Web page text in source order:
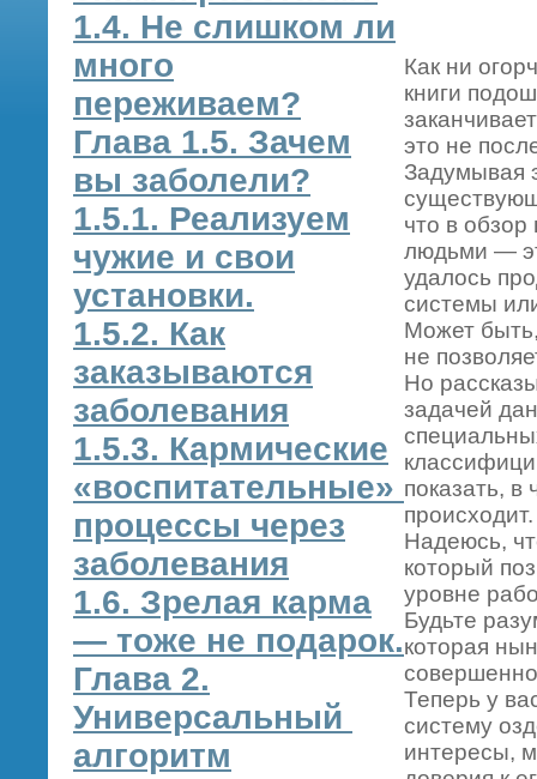
1.4. Не слишком ли
много
переживаем?
Глава 1.5. Зачем
вы заболели?
1.5.1. Реализуем
чужие и свои
установки.
1.5.2. Как
заказываются
заболевания
1.5.3. Кармические
«воспитательные»
процессы через
заболевания
1.6. Зрелая карма
— тоже не подарок.
Глава 2.
Универсальный
алгоритм
Как ни
книги
это не
Задумывая
что в
людьми —
удалось
системы
Может
не
Но
задачей
показать, в
происходит.
Надеюсь,
который
уровне
Будьте
которая
Теперь у
систему
интересы,